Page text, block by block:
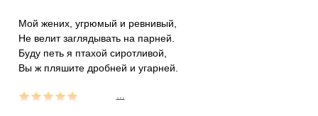
Мой жених, угрюмый и ревнивый,
Не велит заглядывать на парней.
Буду петь я птахой сиротливой,
Вы ж пляшите дробней и угарней.